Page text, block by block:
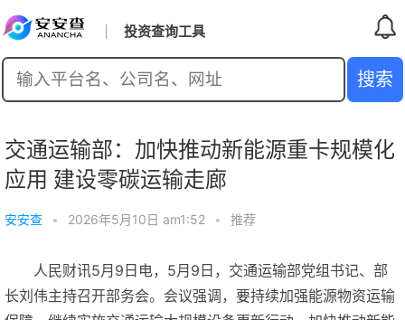
投资查询工具
交通运输部：加快推动新能源重卡规模化
应用 建设零碳运输走廊
安安查 • 2026年5月10日 am1:52 • 推荐
人民财讯5月9日电，5月9日，交通运输部党组书记、部
长刘伟主持召开部务会。会议强调，要持续加强能源物资运输